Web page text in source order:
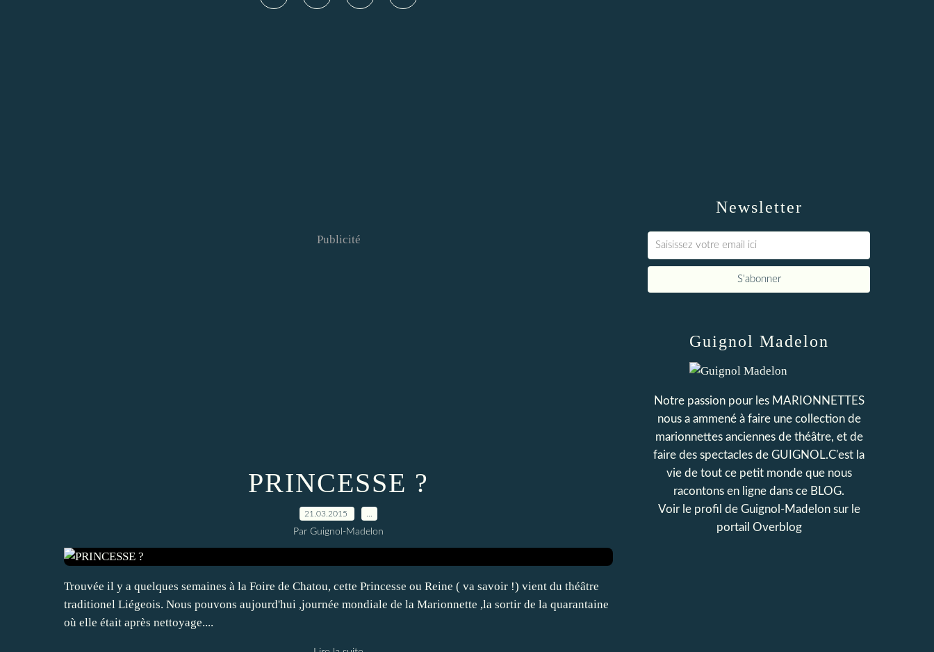
Publicité
PRINCESSE ?
21.03.2015
Par Guignol-Madelon
Trouvée il y a quelques semaines à la Foire de Chatou, cette Princesse ou Reine ( va savoir !) vient du théâtre
traditionel Liégeois. Nous pouvons aujourd'hui ,journée mondiale de la Marionnette ,la sortir de la quarantaine
où elle était après nettoyage....
Newsletter
Guignol Madelon
Notre passion pour les MARIONNETTES
nous a ammené à faire une collection de
marionnettes anciennes de théâtre, et de
faire des spectacles de GUIGNOL.C'est la
vie de tout ce petit monde que nous
racontons en ligne dans ce BLOG.
Voir le profil de Guignol-Madelonsur le
portail Overblog